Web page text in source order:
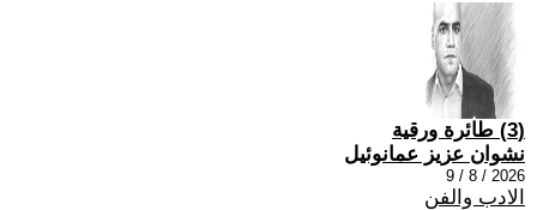
(3) طائرة ورقية
نشوان عزيز عمانوئيل
2026 / 8 / 9
الادب والفن